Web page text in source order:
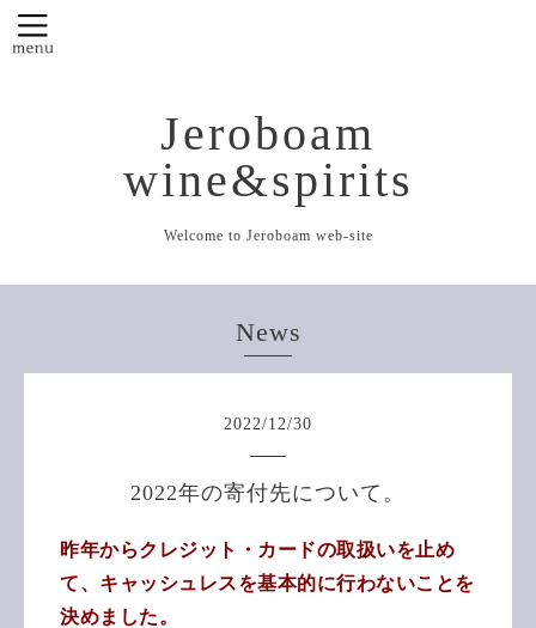
Jeroboam
wine&spirits
Welcome to Jeroboam web-site
News
2022/12/30
2022年の寄付先について。
昨年からクレジット・カードの取扱いを止め
て、キャッシュレスを基本的に行わないことを
決めました。